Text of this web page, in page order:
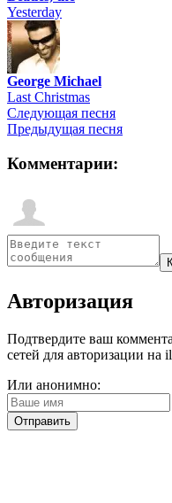
Yesterday
George Michael
Last Christmas
Следующая песня
Предыдущая песня
Комментарии:
Авторизация
Подтвердите ваш
сетей для авторизации на
Или анонимно: